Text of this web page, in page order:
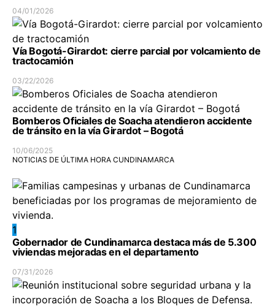
04/01/2026
Vía Bogotá-Girardot: cierre parcial por volcamiento de
tractocamión
03/22/2026
Bomberos Oficiales de Soacha atendieron accidente
de tránsito en la vía Girardot – Bogotá
10/06/2025
NOTICIAS DE ÚLTIMA HORA CUNDINAMARCA
1
Gobernador de Cundinamarca destaca más de 5.300
viviendas mejoradas en el departamento
07/31/2026